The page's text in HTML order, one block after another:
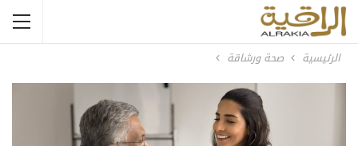
الرئيسية صحة ورشاقة